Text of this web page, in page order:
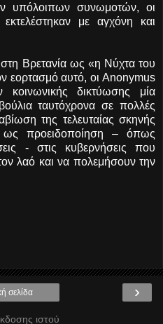
υπόλοιπων συνωμοτών, οι
εκτελέστηκαν με αγχόνη και
Βρετανία ως «η Νύχτα του
εορτασμό αυτό, οι Anonymus
δικτύωσης μία
ταυτόχρονα σε πολλές
της τελευταίας σκηνής
προειδοποίηση – όπως
- στις κυβερνήσεις που
λαό και να πολεμήσουν την
›
σελίδα
ιστού